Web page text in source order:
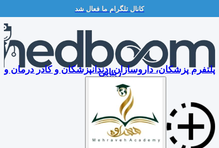
کانال تلگرام ما فعال شد
Skip
content
پلتفرم پزشکان، داروسازان، دندانپزشکان و کادر درمان و
زیبایی